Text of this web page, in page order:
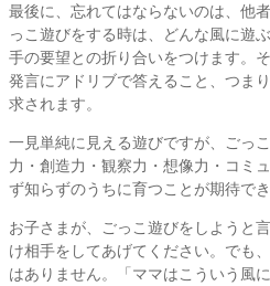
最後に、忘れてはならないのは、他
っこ遊びをする時は、どんな風に遊
手の要望との折り合いをつけます。
発言にアドリブで答えること、つま
求されます。
一見単純に見える遊びですが、ごっ
力・創造力・観察力・想像力・コミ
ず知らずのうちに育つことが期待でき
お子さまが、ごっこ遊びをしようと
け相手をしてあげてください。でも
はありません。「ママはこういう風